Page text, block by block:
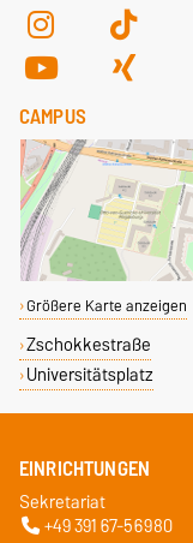
CAMPUS
Größere Karte anzeigen
Zschokkestraße
Universitätsplatz
EINRICHTUNGEN
Sekretariat
+49 391 67-56980